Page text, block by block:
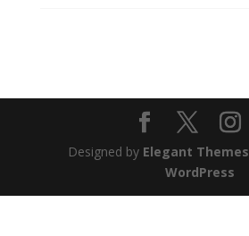
Designed by Elegant Themes
WordPress